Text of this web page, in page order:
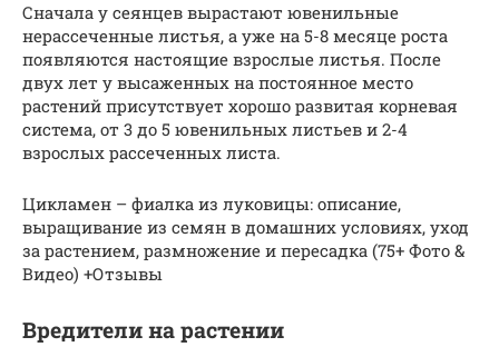
Сначала у сеянцев вырастают ювенильные
нерассеченные листья, а уже на 5-8 месяце роста
появляются настоящие взрослые листья. После
двух лет у высаженных на постоянное место
растений присутствует хорошо развитая корневая
система, от 3 до 5 ювенильных листьев и 2-4
взрослых рассеченных листа.
Цикламен – фиалка из луковицы: описание,
выращивание из семян в домашних условиях, уход
за растением, размножение и пересадка (75+ Фото &
Видео) +Отзывы
Вредители на растении